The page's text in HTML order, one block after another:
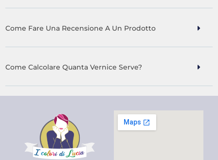
Come Fare Una Recensione A Un Prodotto
Come Calcolare Quanta Vernice Serve?